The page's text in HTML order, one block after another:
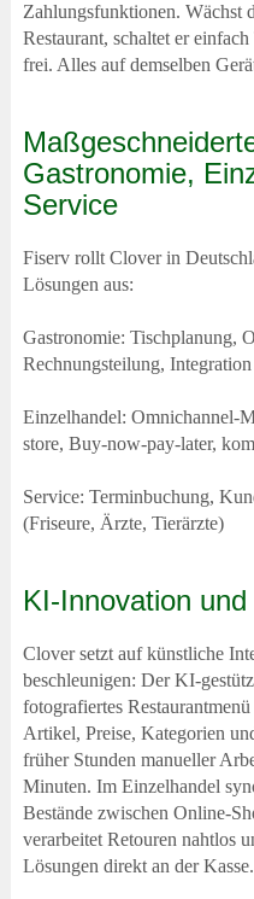
Zahlungsfunktionen. Wächst
Restaurant, schaltet er
frei. Alles auf demselben
Gastronomie,
Service
Fiserv rollt Clover in
Lösungen aus:
Gastronomie: Tischplanung,
Rechnungsteilung,
Einzelhandel: Omnichannel-
store, Buy-now-pay-later,
Service: Terminbuchung,
(Friseure, Ärzte, Tierärzte)
KI-Innovation
Clover setzt auf künstliche
beschleunigen: Der KI-
fotografiertes
Artikel, Preise, Kategorien
früher Stunden manueller
Minuten. Im Einzelhandel
Bestände zwischen Online-
verarbeitet Retouren nahtlos
Lösungen direkt an der Kasse.